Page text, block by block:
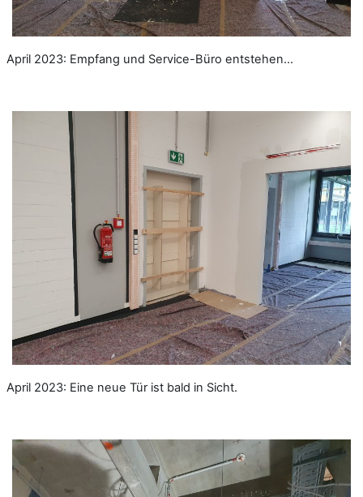
April 2023: Empfang und Service-Büro entstehen...
April 2023: Eine neue Tür ist bald in Sicht.